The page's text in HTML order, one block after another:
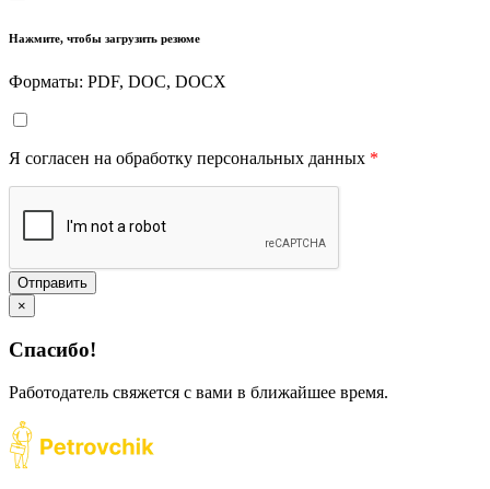
Нажмите, чтобы загрузить резюме
Форматы: PDF, DOC, DOCX
Я согласен на обработку персональных данных *
Отправить
×
Спасибо!
Работодатель свяжется с вами в ближайшее время.